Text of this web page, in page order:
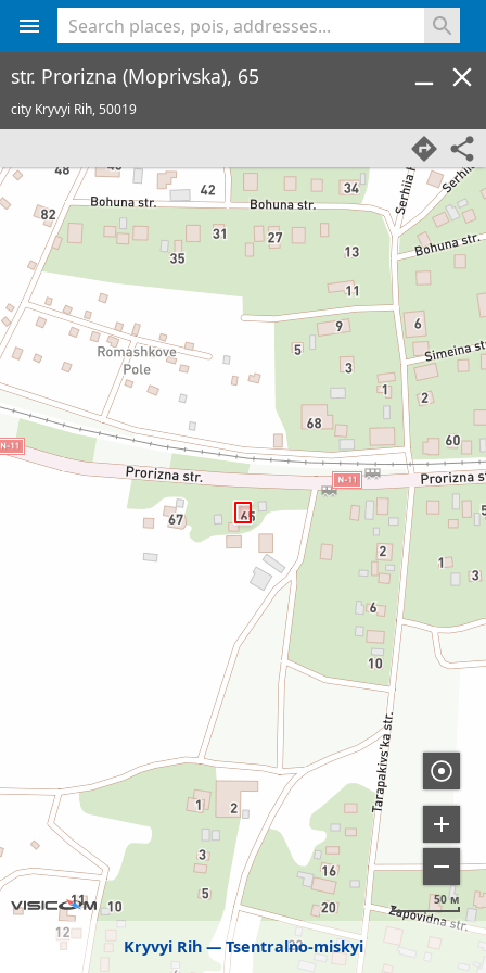
Kryvyi Rih Tsentralno-miskyi
50 м
str. Prorizna (Moprivska), 65
city Kryvyi Rih,50019
<% console.log(hcard) %>